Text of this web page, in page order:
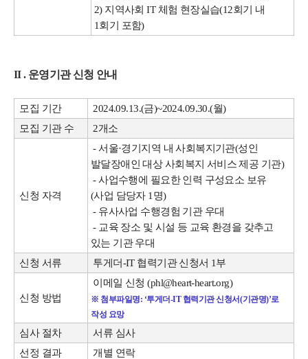
2) 지역사회 IT 체험 현장실습(12회기 내
1회기 포함)
II . 운영기관 신청 안내
모집 기간
2024.09.13.(금)~2024.09.30.(월)
모집 기관 수
2개소
신청 자격
- 서울·경기지역 내 사회복지기관(성인
발달장애인 대상 사회복지 서비스 제공 기관)
- 사업수행에 필요한 인력 구성요소 보유
(사업 담당자 1명)
- 유사사업 수행경험 기관 우대
- 교육 장소 및 시설 등 교육 환경을 갖추고
있는 기관 우대
신청 서류
투게더-IT 협력기관 신청서 1부
신청 방법
이메일 신청 (phl@heart-heart.org)
※ 첨부파일명: ‘투게더-IT 협력기관 신청서(기관명)’로
작성 요망
심사 절차
서류 심사
선정 결과
개별 연락